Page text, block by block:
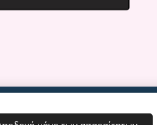
Β. Αρκούδα. All rights reserved.